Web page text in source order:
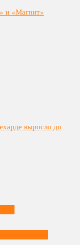
и «Магнит»
выросло до